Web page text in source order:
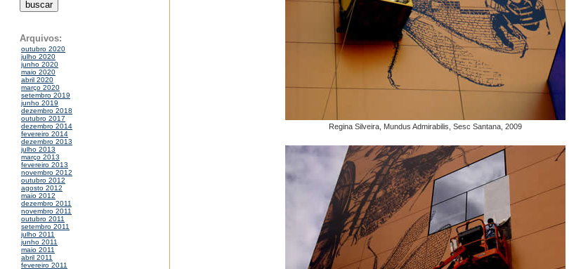
Arquivos:
outubro 2020
julho 2020
junho 2020
maio 2020
abril 2020
março 2020
setembro 2019
junho 2019
dezembro 2018
outubro 2017
dezembro 2014
fevereiro 2014
dezembro 2013
julho 2013
março 2013
fevereiro 2013
novembro 2012
outubro 2012
agosto 2012
maio 2012
dezembro 2011
novembro 2011
outubro 2011
setembro 2011
julho 2011
junho 2011
maio 2011
abril 2011
fevereiro 2011
Regina Silveira, Mundus Admirabilis, Sesc Santana, 2009